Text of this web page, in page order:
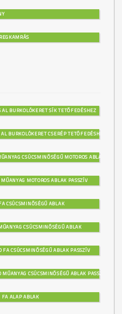
AL BURKOLÓKERET SÍK TETŐFEDÉSHEZ
BURKOLÓKERET CSERÉP TETŐFEDÉSHEZ
CSÚCSMINŐSÉGŰ MOTOROS ABLAK
MOTOROS ABLAK PASSZÍV
CSÚCSMINŐSÉGŰ ABLAK
CSÚCSMINŐSÉGŰ ABLAK
FA CSÚCSMINŐSÉGŰ ABLAK PASSZÍV
CSÚCSMINŐSÉGŰ ABLAK PASSZÍV
FA ALAP ABLAK